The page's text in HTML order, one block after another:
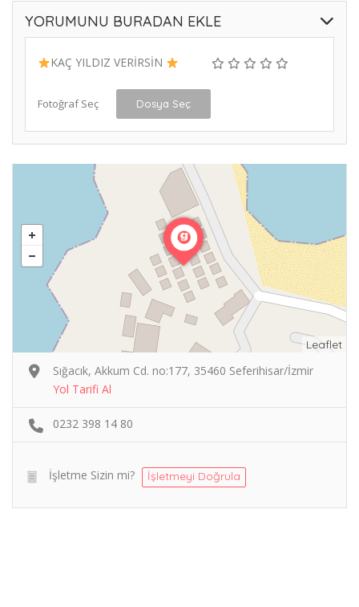
YORUMUNU BURADAN EKLE
KAÇ YILDIZ VERİRSİN
Fotoğraf Seç Dosya Seç
Leaflet
Sığacık, Akkum Cd. no:177, 35460 Seferihisar/İzmir
Yol Tarifi Al
0232 398 14 80
İşletme Sizin mi? İşletmeyi Doğrula